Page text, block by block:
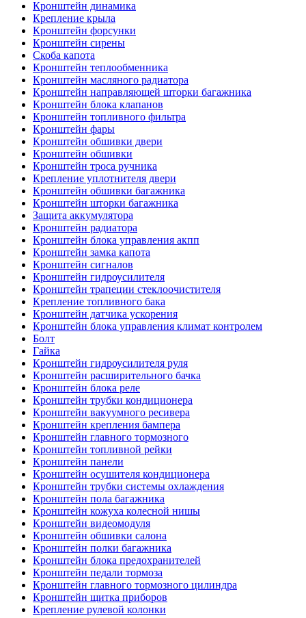
Кронштейн динамика
Крепление крыла
Кронштейн форсунки
Кронштейн сирены
Скоба капота
Кронштейн теплообменника
Кронштейн масляного радиатора
Кронштейн направляющей шторки багажника
Кронштейн блока клапанов
Кронштейн топливного фильтра
Кронштейн фары
Кронштейн обшивки двери
Кронштейн обшивки
Кронштейн троса ручника
Крепление уплотнителя двери
Кронштейн обшивки багажника
Кронштейн шторки багажника
Защита аккумулятора
Кронштейн радиатора
Кронштейн блока управления акпп
Кронштейн замка капота
Кронштейн сигналов
Кронштейн гидроусилителя
Кронштейн трапеции стеклоочистителя
Крепление топливного бака
Кронштейн датчика ускорения
Кронштейн блока управления климат контролем
Болт
Гайка
Кронштейн гидроусилителя руля
Кронштейн расширительного бачка
Кронштейн блока реле
Кронштейн трубки кондиционера
Кронштейн вакуумного ресивера
Кронштейн крепления бампера
Кронштейн главного тормозного
Кронштейн топливной рейки
Кронштейн панели
Кронштейн осушителя кондиционера
Кронштейн трубки системы охлаждения
Кронштейн пола багажника
Кронштейн кожуха колесной нишы
Кронштейн видеомодуля
Кронштейн обшивки салона
Кронштейн полки багажника
Кронштейн блока предохранителей
Кронштейн педали тормоза
Кронштейн главного тормозного цилиндра
Кронштейн щитка приборов
Крепление рулевой колонки